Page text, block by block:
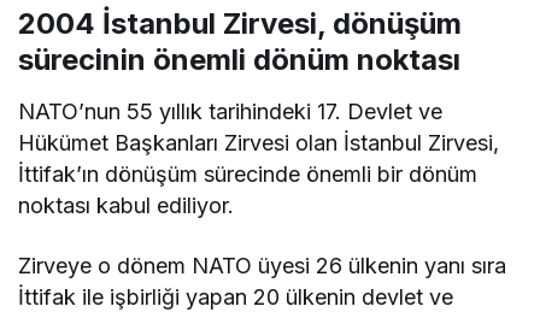
2004 İstanbul Zirvesi, dönüşüm
sürecinin önemli dönüm noktası
NATO’nun 55 yıllık tarihindeki 17. Devlet ve
Hükümet Başkanları Zirvesi olan İstanbul Zirvesi,
İttifak’ın dönüşüm sürecinde önemli bir dönüm
noktası kabul ediliyor.
Zirveye o dönem NATO üyesi 26 ülkenin yanı sıra
İttifak ile işbirliği yapan 20 ülkenin devlet ve